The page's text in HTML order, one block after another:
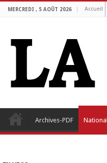
MERCREDI , 5 AOÛT 2026 Accueil
Archives-PDF National